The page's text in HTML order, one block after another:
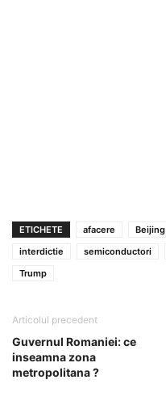
ETICHETE afacere Beijing
interdictie
semiconductori
Trump
Articolul precedent
Guvernul Romaniei: ce
inseamna zona
metropolitana ?